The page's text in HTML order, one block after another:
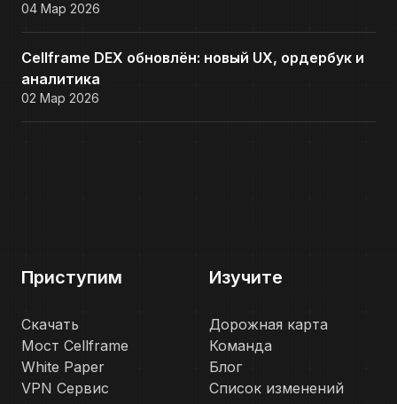
04 Мар 2026
Cellframe DEX обновлён: новый UX, ордербук и
аналитика
02 Мар 2026
Приступим
Скачать
Мост Cellframe
White Paper
VPN Сервис
Изучите
Дорожная карта
Команда
Блог
Список изменений